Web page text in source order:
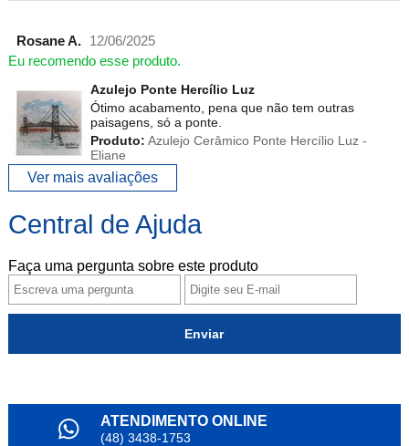
Rosane A.
12/06/2025
Eu recomendo esse produto.
Azulejo Ponte Hercílio Luz
Ótimo acabamento, pena que não tem outras
paisagens, só a ponte.
Produto: Azulejo Cerâmico Ponte Hercílio Luz -
Eliane
Ver mais avaliações
Central de Ajuda
Faça uma pergunta sobre este produto
Enviar
ATENDIMENTO ONLINE
(48) 3438-1753